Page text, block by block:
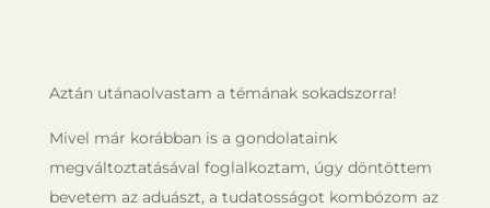
Aztán utánaolvastam a témának sokadszorra!
Mivel már korábban is a gondolataink
megváltoztatásával foglalkoztam, úgy döntöttem
bevetem az aduászt, a tudatosságot kombózom az